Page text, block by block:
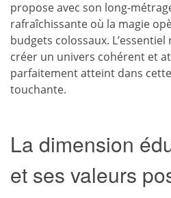
propose avec son long-
rafraîchissante où la magie
budgets colossaux.
créer un univers cohérent et
parfaitement atteint dans
touchante.
La dimension
et ses valeurs